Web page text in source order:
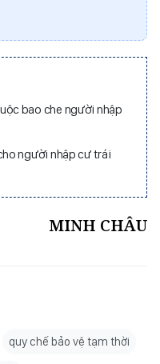
bao che người nhập
người nhập cư trái
MINH CHÂU
quy chế bảo vệ tạm thời